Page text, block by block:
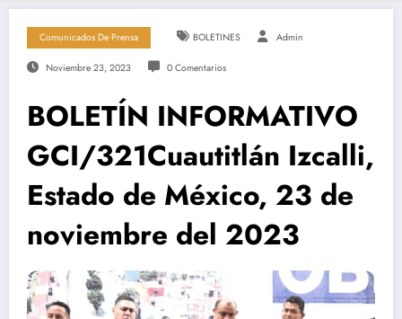
Comunicados De Prensa BOLETINES Admin
Noviembre 23, 2023 0 Comentarios
BOLETÍN INFORMATIVO
GCI/321Cuautitlán Izcalli,
Estado de México, 23 de
noviembre del 2023